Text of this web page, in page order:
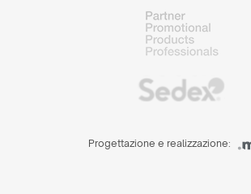
Progettazione e realizzazione: